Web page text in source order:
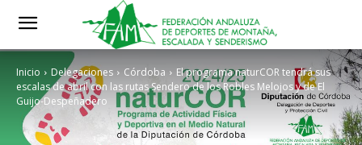
Inicio Delegaciones Córdoba
El programa naturCOR tendrá sus
escalas de abril con las rutas Sendero de los Robles Melojos y de El
Guijo-Despeñadero